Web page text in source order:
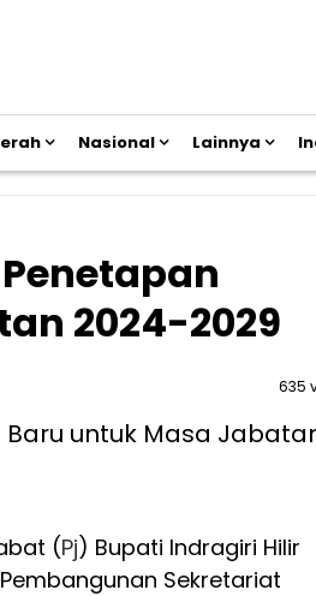
Nasional Lainnya
2024-2029
635
(Pj) Bupati Indragiri Hilir
Sekretariat